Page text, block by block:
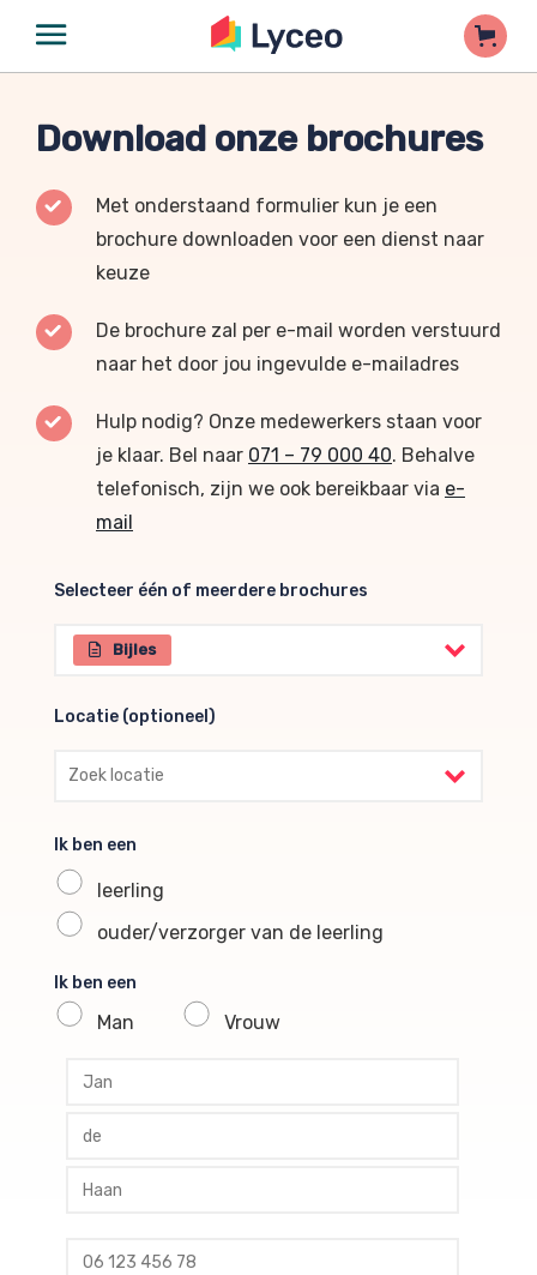
Download onze brochures
Met onderstaand formulier kun je een
brochure downloaden voor een dienst naar
keuze
De brochure zal per e-mail worden verstuurd
naar het door jou ingevulde e-mailadres
Hulp nodig? Onze medewerkers staan voor
je klaar. Bel naar 071 – 79 000 40. Behalve
telefonisch, zijn we ook bereikbaar via e-
mail
Selecteer één of meerdere brochures
Selecteer één of meerdere brochures
Bijles
Locatie (optioneel)
Locatie (optioneel)
Ik ben een
leerling
ouder/verzorger van de leerling
Ik ben een
Man Vrouw
profile voornaam
profile tussenvoegsel
profile achternaam
profile telefoon